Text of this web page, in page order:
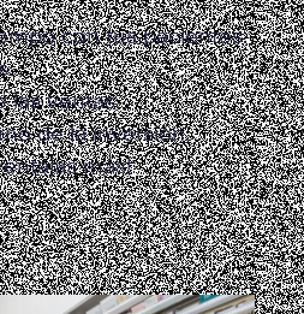
con tus pacientes.
las ventas.
de la inversión.
más!